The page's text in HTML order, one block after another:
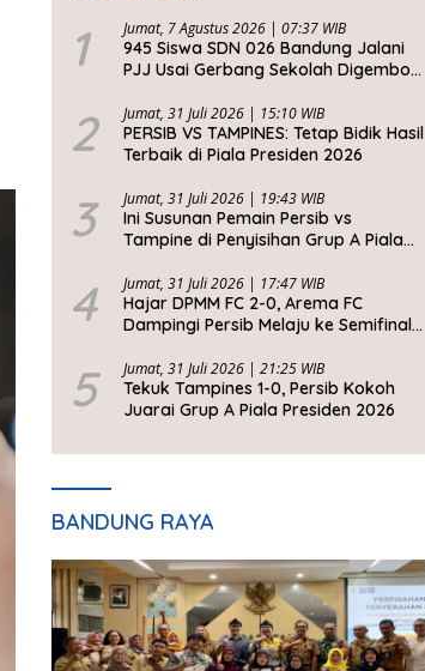
1 Jumat, 7 Agustus 2026 | 07:37 WIB
945 Siswa SDN 026 Bandung Jalani
PJJ Usai Gerbang Sekolah Digembok
2 Jumat, 31 Juli 2026 | 15:10 WIB
PERSIB VS TAMPINES: Tetap Bidik Hasil
Terbaik di Piala Presiden 2026
3 Jumat, 31 Juli 2026 | 19:43 WIB
Ini Susunan Pemain Persib vs
Tampine di Penyisihan Grup A Piala
4 Jumat, 31 Juli 2026 | 17:47 WIB
Hajar DPMM FC 2-0, Arema FC
Dampingi Persib Melaju ke Semifinal
5 Jumat, 31 Juli 2026 | 21:25 WIB
Tekuk Tampines 1-0, Persib Kokoh
Juarai Grup A Piala Presiden 2026
BANDUNG RAYA